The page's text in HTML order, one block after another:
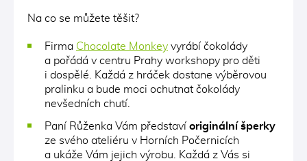
Na co se můžete těšit?
Firma Chocolate Monkey vyrábí čokolády
a pořádá v centru Prahy workshopy pro děti
i dospělé. Každá z hráček dostane výběrovou
pralinku a bude moci ochutnat čokolády
nevšedních chutí.
Paní Růženka Vám představí originální šperky
ze svého ateliéru v Horních Počernicích
a ukáže Vám jejich výrobu. Každá z Vás si